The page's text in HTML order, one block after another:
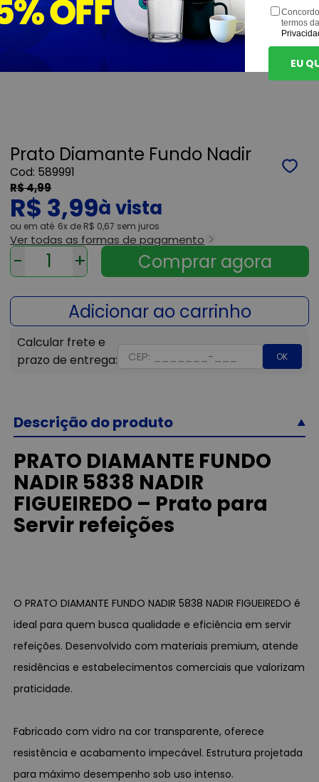
Prato Diamante Fundo Nadir
589991
R$ 4,99
R$ 3,99
ou 6x de R$ 0,67 sem juros
Ver todas as formas de pagamento
- +
OK
Descrição do produto
PRATO DIAMANTE FUNDO
NADIR 5838 NADIR
FIGUEIREDO – Prato para
Servir refeições
O PRATO DIAMANTE FUNDO NADIR 5838 NADIR FIGUEIREDO é
ideal para quem busca qualidade e eficiência em servir
refeições. Desenvolvido com materiais premium, atende
residências e estabelecimentos comerciais que valorizam
praticidade.
Fabricado com vidro na cor transparente, oferece
resistência e acabamento impecável. Estrutura projetada
para máximo desempenho sob uso intenso.
termos
EU